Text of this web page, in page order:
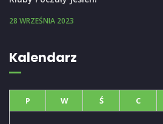
28 WRZEŚNIA 2023
Kalendarz
P W Ś C